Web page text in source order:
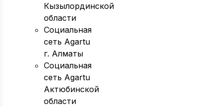
Кызылординской
области
Социальная
сеть Agartu
г. Алматы
Социальная
сеть Agartu
Актюбинской
области